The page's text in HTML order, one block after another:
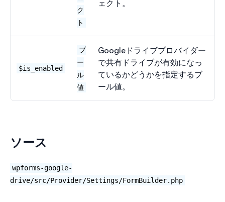
ク
ト
ェクト。
$is_enabled
ブ
ー
ル
値
Googleドライブプロバイダー
で共有ドライブが有効になっ
ているかどうかを指定するブ
ール値。
ソース
wpforms-google-
drive/src/Provider/Settings/FormBuilder.php